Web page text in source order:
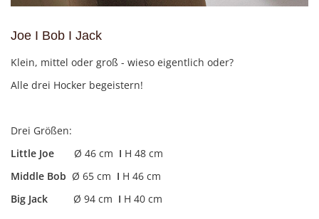
Joe I Bob I Jack
Klein, mittel oder groß - wieso eigentlich oder?
Alle drei Hocker begeistern!
Drei Größen:
Little Joe Ø 46 cm I H 48 cm
Middle Bob Ø 65 cm I H 46 cm
Big Jack Ø 94 cm I H 40 cm